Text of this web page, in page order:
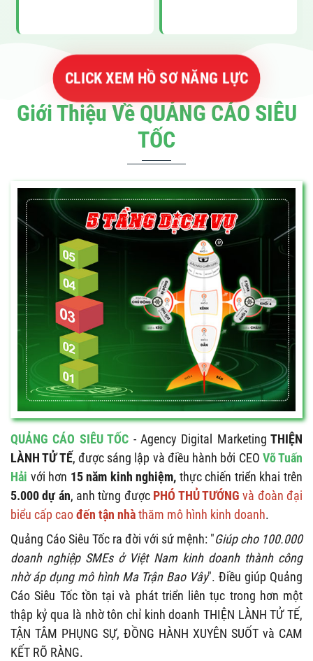
CLICK XEM HỒ SƠ NĂNG LỰC
Giới Thiệu Về QUẢNG CÁO SIÊU
TỐC
QUẢNG CÁO SIÊU TỐC - Agency Digital Marketing THIỆN
LÀNH TỬ TẾ, được sáng lập và điều hành bởi CEO Võ Tuấn
Hải với hơn 15 năm kinh nghiệm, thực chiến triển khai trên
5.000 dự án, anh từng được PHÓ THỦ TƯỚNG và đoàn đại
biểu cấp caođến tận nhàthăm mô hình kinh doanh.
Quảng Cáo Siêu Tốc ra đời với sứ mệnh: "Giúp cho 100.000
doanh nghiệp SMEs ở Việt Nam kinh doanh thành công
nhờ áp dụng mô hình Ma Trận Bao Vây". Điều giúp Quảng
Cáo Siêu Tốc tồn tại và phát triển liên tục trong hơn một
thập kỷ qua là nhờ tôn chỉ kinh doanh THIỆN LÀNH TỬ TẾ,
TẬN TÂM PHỤNG SỰ, ĐỒNG HÀNH XUYÊN SUỐT và CAM
KẾT RÕ RÀNG.